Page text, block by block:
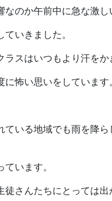
のか午前中に急な激し
いきました。
スはいつもより汗をか
怖い思いをしています。
いる地域でも雨を降
います。
さんたちにとっては